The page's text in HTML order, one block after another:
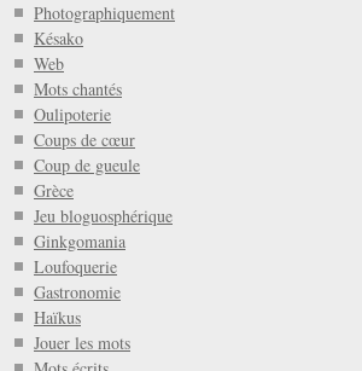
Photographiquement
Késako
Web
Mots chantés
Oulipoterie
Coups de cœur
Coup de gueule
Grèce
Jeu bloguosphérique
Ginkgomania
Loufoquerie
Gastronomie
Haïkus
Jouer les mots